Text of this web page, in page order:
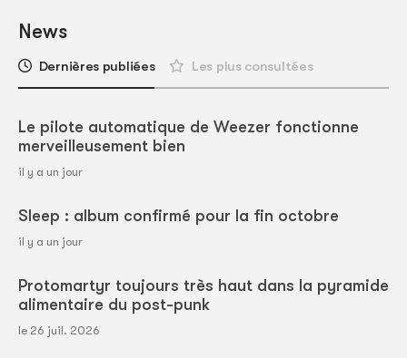
News
Dernières publiées Les plus consultées
Le pilote automatique de Weezer fonctionne
merveilleusement bien
il y a un jour
Sleep : album confirmé pour la fin octobre
il y a un jour
Protomartyr toujours très haut dans la pyramide
alimentaire du post-punk
le 26 juil. 2026